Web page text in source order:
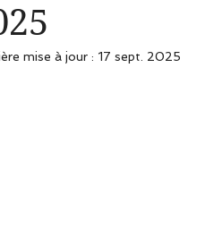
mise à jour : 17 sept. 2025